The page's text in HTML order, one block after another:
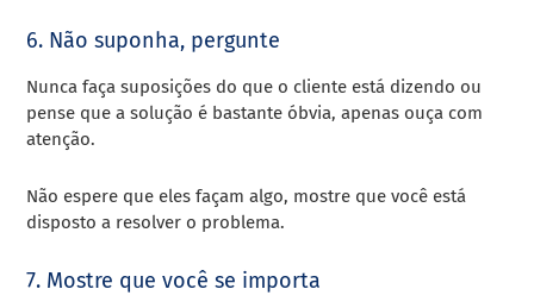
6. Não suponha, pergunte
Nunca faça suposições do que o cliente está dizendo ou
pense que a solução é bastante óbvia, apenas ouça com
atenção.
Não espere que eles façam algo, mostre que você está
disposto a resolver o problema.
7. Mostre que você se importa